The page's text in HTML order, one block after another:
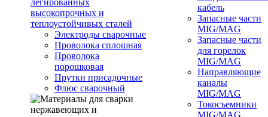
легированных
высокопрочных и
теплоустойчивых сталей
Электроды сварочные
Проволока сплошная
Проволока
порошковая
Прутки присадочные
Флюс сварочный
кабель
Запасные части
MIG/MAG
Запасные части
для горелок
MIG/MAG
Направляющие
каналы
MIG/MAG
Токосъемники
MIG/MAG